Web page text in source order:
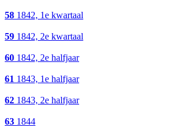
58 1842, 1e kwartaal
59 1842, 2e kwartaal
60 1842, 2e halfjaar
61 1843, 1e halfjaar
62 1843, 2e halfjaar
63 1844